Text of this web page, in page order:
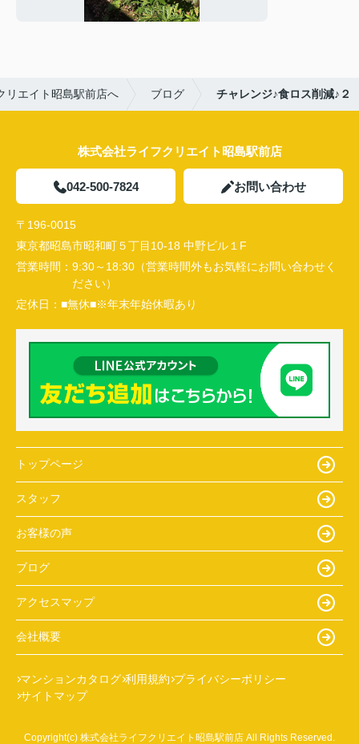
リエイト昭島駅前店へ ブログ チャレンジ♪食ロス削減♪２
株式会社ライフクリエイト昭島駅前店
042-500-7824 お問い合わせ
〒196-0015
東京都昭島市昭和町５丁目10-18 中野ビル１F
営業時間： 9:30～18:30（営業時間外もお気軽にお問い合わせく
ださい）
定休日： ■無休■※年末年始休暇あり
トップページ
スタッフ
お客様の声
ブログ
アクセスマップ
会社概要
マンションカタログ 利用規約 プライバシーポリシー
サイトマップ
Copyright(c) 株式会社ライフクリエイト昭島駅前店 All Rights Reserved.